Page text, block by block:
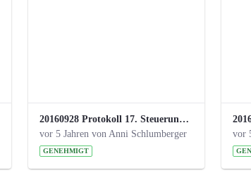
20160928 Protokoll 17. Steuerungskreis.pdf
vor 5 Jahren von Anni Schlumberger
GENEHMIGT
vor